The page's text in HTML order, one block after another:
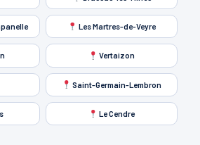
Les Martres-de-Veyre
Vertaizon
Saint-Germain-Lembron
Le Cendre